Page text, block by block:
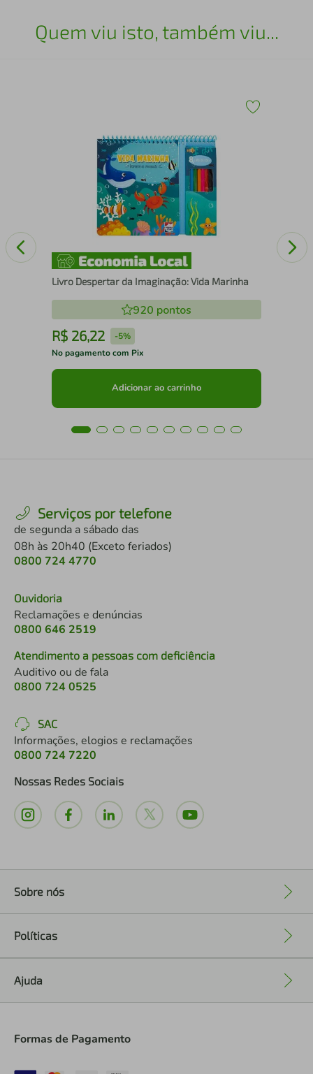
Quem viu isto, também viu...
Livro Despertar da Imaginação: Vida Marinha
920 pontos
R$ 26,22 -5%
No pagamento com Pix
Adicionar ao carrinho
Serviços por telefone
de segunda a sábado das
08h às 20h40 (Exceto feriados)
0800 724 4770
Ouvidoria
Reclamações e denúncias
0800 646 2519
Atendimento a pessoas com deficiência
Auditivo ou de fala
0800 724 0525
SAC
Informações, elogios e reclamações
0800 724 7220
Nossas Redes Sociais
Sobre nós
Políticas
Ajuda
Formas de Pagamento